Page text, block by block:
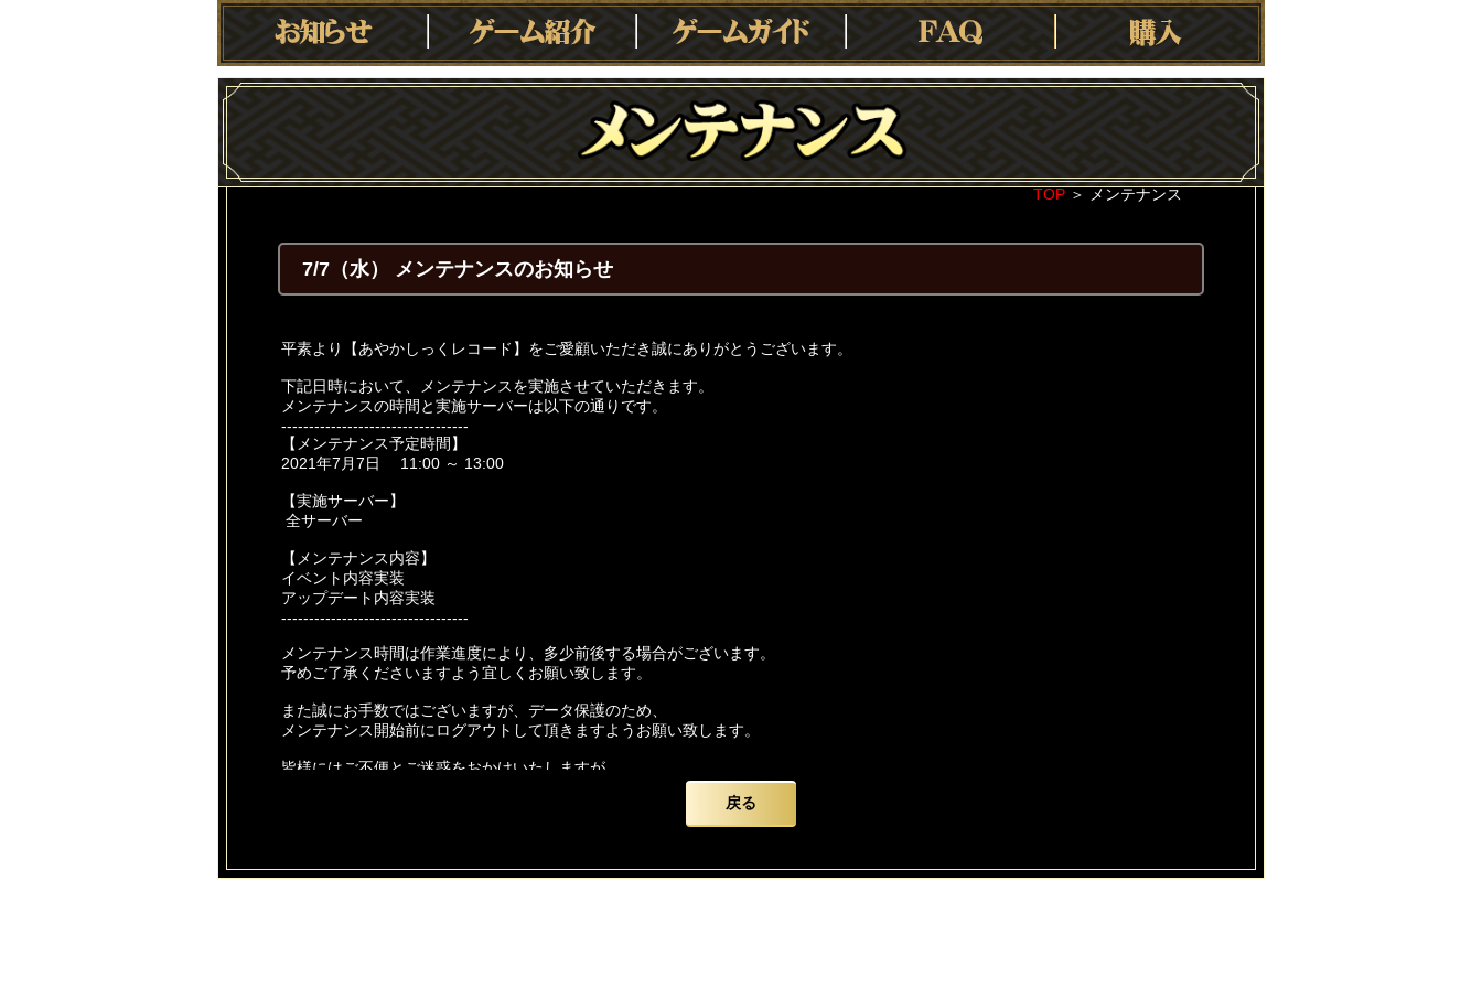
TOP ＞ メンテナンス
7/7（水） メンテナンスのお知らせ
平素より【あやかしっくレコード】をご愛顧いただき誠にありがとうございます。
下記日時において、メンテナンスを実施させていただきます。
メンテナンスの時間と実施サーバーは以下の通りです。
----------------------------------
【メンテナンス予定時間】
2021年7月7日 11:00 ～ 13:00
【実施サーバー】
全サーバー
【メンテナンス内容】
イベント内容実装
アップデート内容実装
----------------------------------
メンテナンス時間は作業進度により、多少前後する場合がございます。
予めご了承くださいますよう宜しくお願い致します。
また誠にお手数ではございますが、データ保護のため、
メンテナンス開始前にログアウトして頂きますようお願い致します。
皆様にはご不便とご迷惑をおかけいたしますが、
今後とも【あやかしっくレコード】をよろしくお願い致します。
戻る